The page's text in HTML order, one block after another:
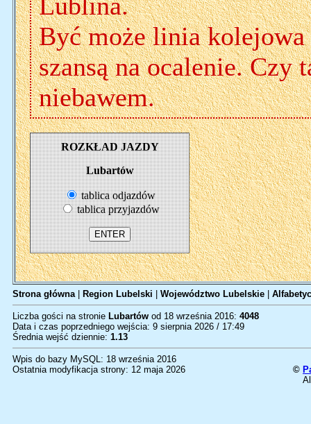
Być może linia
szansą na ocalenie. Czy
niebawem.
ROZKŁAD JAZDY
Lubartów
tablica odjazdów
tablica przyjazdów
Strona główna| Region Lubelski Województwo Lubelskie
Liczba gości na stronie Lubartów od 18 września 2016: 4048
Data i czas poprzedniego wejścia: 9 sierpnia 2026 / 17:49
Średnia wejść dziennie: 1.13
Wpis do bazy MySQL: 18 września 2016
Ostatnia modyfikacja strony: 12 maja 2026
©